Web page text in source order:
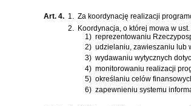
Art. 4. 1. Za koordynację realizacji
2. Koordynacja, o której mowa w
1) reprezentowaniu
2) udzielaniu, zawieszaniu lub
3) wydawaniu wytycznych
4) monitorowaniu realizacji
5) określaniu celów
6) zapewnieniu systemu